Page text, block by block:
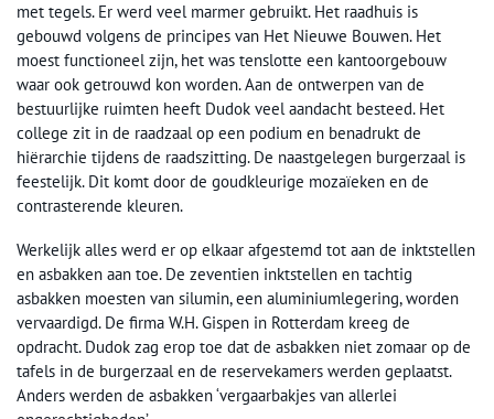
met tegels. Er werd veel marmer gebruikt. Het raadhuis is
gebouwd volgens de principes van Het Nieuwe Bouwen. Het
moest functioneel zijn, het was tenslotte een kantoorgebouw
waar ook getrouwd kon worden. Aan de ontwerpen van de
bestuurlijke ruimten heeft Dudok veel aandacht besteed. Het
college zit in de raadzaal op een podium en benadrukt de
hiërarchie tijdens de raadszitting. De naastgelegen burgerzaal is
feestelijk. Dit komt door de goudkleurige mozaïeken en de
contrasterende kleuren.
Werkelijk alles werd er op elkaar afgestemd tot aan de inktstellen
en asbakken aan toe. De zeventien inktstellen en tachtig
asbakken moesten van silumin, een aluminiumlegering, worden
vervaardigd. De firma W.H. Gispen in Rotterdam kreeg de
opdracht. Dudok zag erop toe dat de asbakken niet zomaar op de
tafels in de burgerzaal en de reservekamers werden geplaatst.
Anders werden de asbakken ‘vergaarbakjes van allerlei